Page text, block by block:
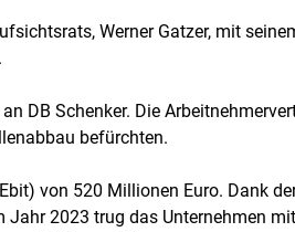
Werner Gatzer, mit
DB Schenker. Die
befürchten.
von 520 Millionen Euro. Dank
2023 trug das Unternehmen